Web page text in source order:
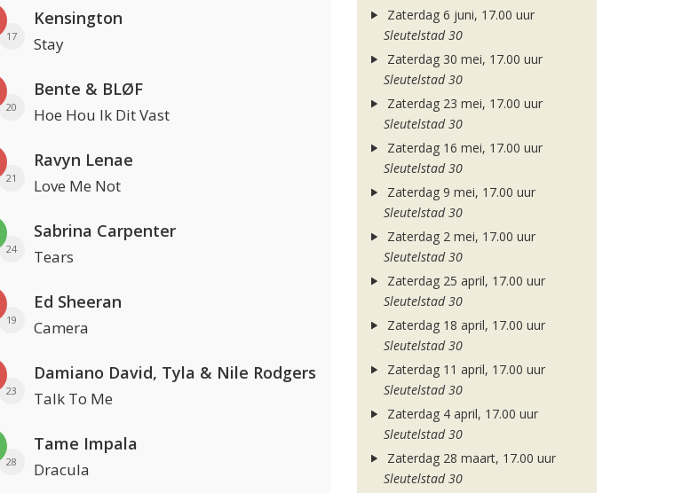
17
Kensington
Stay
20
Bente & BLØF
Hoe Hou Ik Dit Vast
21
Ravyn Lenae
Love Me Not
24
Sabrina Carpenter
Tears
19
Ed Sheeran
Camera
23
Damiano David, Tyla & Nile Rodgers
Talk To Me
28
Tame Impala
Dracula
Zaterdag 6 juni, 17.00 uur
Sleutelstad 30
Zaterdag 30 mei, 17.00 uur
Sleutelstad 30
Zaterdag 23 mei, 17.00 uur
Sleutelstad 30
Zaterdag 16 mei, 17.00 uur
Sleutelstad 30
Zaterdag 9 mei, 17.00 uur
Sleutelstad 30
Zaterdag 2 mei, 17.00 uur
Sleutelstad 30
Zaterdag 25 april, 17.00 uur
Sleutelstad 30
Zaterdag 18 april, 17.00 uur
Sleutelstad 30
Zaterdag 11 april, 17.00 uur
Sleutelstad 30
Zaterdag 4 april, 17.00 uur
Sleutelstad 30
Zaterdag 28 maart, 17.00 uur
Sleutelstad 30